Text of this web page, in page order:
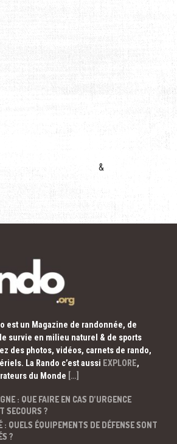
&
est un Magazine de randonnée, de
survie en milieu naturel & de sports
des photos, vidéos, carnets de rando,
La Rando c’est aussi EXPLORE,
du Monde […]
: QUE FAIRE EN CAS D’URGENCE
SECOURS ?
: QUELS ÉQUIPEMENTS DE DÉFENSE SONT
?